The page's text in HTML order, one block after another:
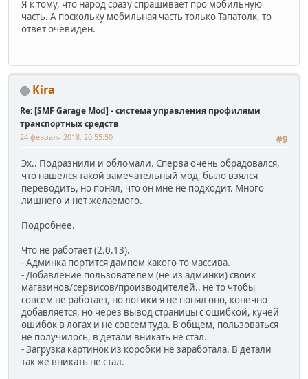
Я к тому, что народ сразу спрашивает про мобильную
часть. А поскольку мобильная часть только Тапатолк, то
ответ очевиден.
Kira
Re: [SMF Garage Mod] - система управления профилями
транспортных средств
#9
24 февраля 2018, 20:55:50
Эх.. Подразнили и обломали. Сперва очень обрадовался,
что нашёлся такой замечательный мод, было взялся
переводить, но понял, что он мне не подходит. Много
лишнего и нет желаемого.
Подробнее.
Что не работает (2.0.13).
- Админка портится дампом какого-то массива.
- Добавление пользователем (не из админки) своих
магазинов/сервисов/производителей.. не то чтобы
совсем не работает, но логики я не понял оно, конечно
добавляется, но через вывод страницы с ошибкой, кучей
ошибок в логах и не совсем туда. В общем, пользоваться
не получилось, в детали вникать не стал.
- Загрузка картинок из коробки не заработала. В детали
так же вникать не стал.